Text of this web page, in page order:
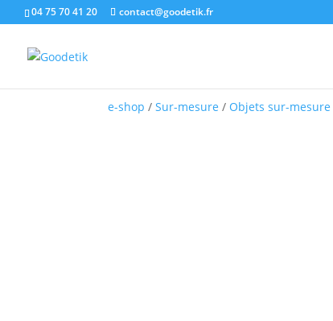
04 75 70 41 20 contact@goodetik.fr
e-shop /Sur-mesure / Objets sur-mesure